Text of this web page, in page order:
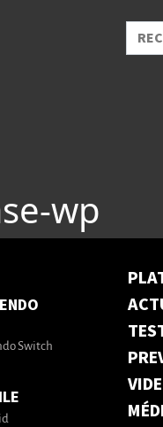
wp
Switch